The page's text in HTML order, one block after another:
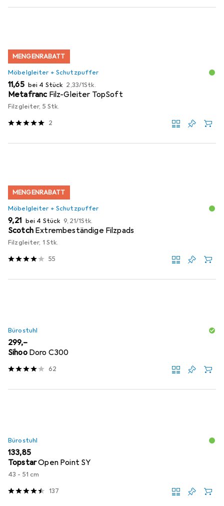
MENGENRABATT
Möbelgleiter + Schutzpuffer
EUR
11,65 bei 4 Stück EUR
2,33/1Stk.
Metafranc Filz-Gleiter TopSoft
Filzgleiter, 5 Stk.
2
MENGENRABATT
Möbelgleiter + Schutzpuffer
EUR
9,21 bei 4 Stück EUR
9,21/1Stk.
Scotch Extrembeständige Filzpads
Filzgleiter, 1 Stk.
55
Bürostuhl
EUR
299,–
Sihoo Doro C300
62
Bürostuhl
EUR
133,85
TopstarOpen Point SY
43 - 51 cm
137